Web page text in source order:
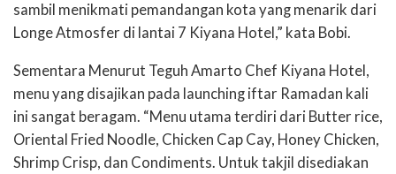
sambil menikmati pemandangan kota yang menarik dari
Longe Atmosfer di lantai 7 Kiyana Hotel,” kata Bobi.
Sementara Menurut Teguh Amarto Chef Kiyana Hotel,
menu yang disajikan pada launching iftar Ramadan kali
ini sangat beragam. “Menu utama terdiri dari Butter rice,
Oriental Fried Noodle, Chicken Cap Cay, Honey Chicken,
Shrimp Crisp, dan Condiments. Untuk takjil disediakan